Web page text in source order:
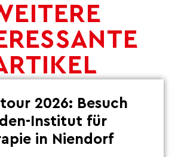
2026: Besuch
Institut für
in Niendorf